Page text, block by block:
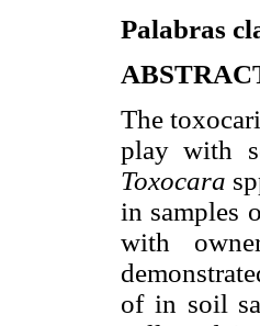
Palabras
The
play with
Toxocara
in samples
with
of in soil